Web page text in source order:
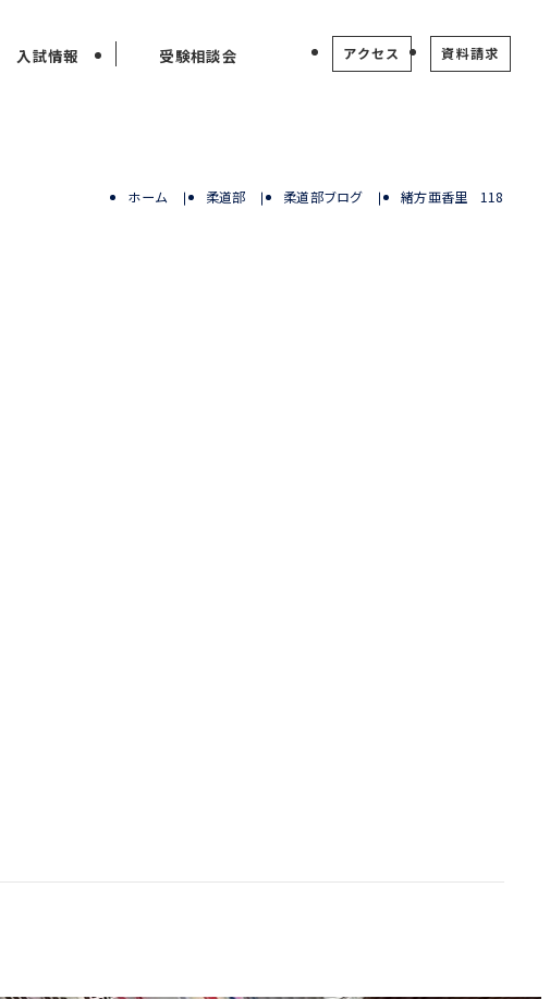
入試情報 受験相談会 アクセス 資料請求
ホーム 柔道部 柔道部ブログ 緒方亜香里 118